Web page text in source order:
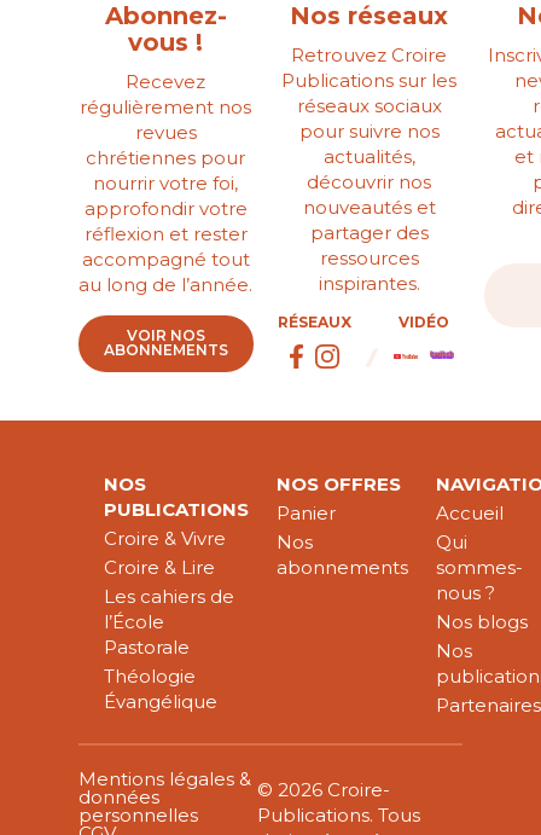
Abonnez-
vous !
Recevez
régulièrement nos
revues
chrétiennes pour
nourrir votre foi,
approfondir votre
réflexion et rester
accompagné tout
au long de l’année.
VOIR NOS
ABONNEMENTS
Nos réseaux
Retrouvez Croire
Publications sur les
réseaux sociaux
pour suivre nos
actualités,
découvrir nos
nouveautés et
partager des
ressources
inspirantes.
RÉSEAUX VIDÉO
et
NOS
PUBLICATIONS
Croire & Vivre
Croire & Lire
Les cahiers de
l’École
Pastorale
Théologie
Évangélique
NOS OFFRES
Panier
Nos
abonnements
Accueil
Qui
sommes-
nous ?
Nos blogs
Nos
Partenaires
Mentions légales &
données
personnelles
© 2026 Croire-
Publications. Tous